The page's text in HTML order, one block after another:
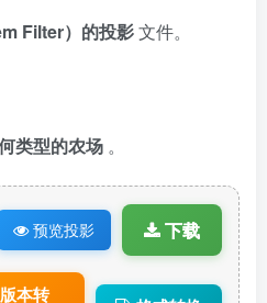
Filter）的投影文件。
类型的农场 。
预览投影 下载
版本转